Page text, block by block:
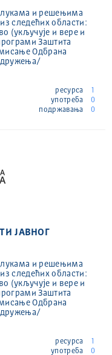
и решењима
следећих области:
(укључује и вере и
Заштита
Одбрана
ресурса
1
употреба
0
подржавања
0
ЈАВНОГ
и решењима
следећих области:
(укључује и вере и
Заштита
Одбрана
ресурса
1
употреба
0